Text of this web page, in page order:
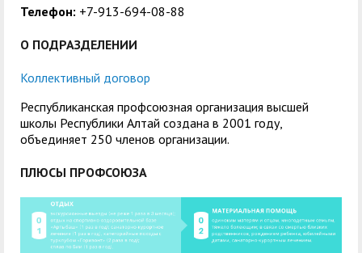
Телефон: +7-913-694-08-88
О ПОДРАЗДЕЛЕНИИ
Коллективный договор
Республиканская профсоюзная организация высшей
школы Республики Алтай создана в 2001 году,
объединяет 250 членов организации.
ПЛЮСЫ ПРОФСОЮЗА